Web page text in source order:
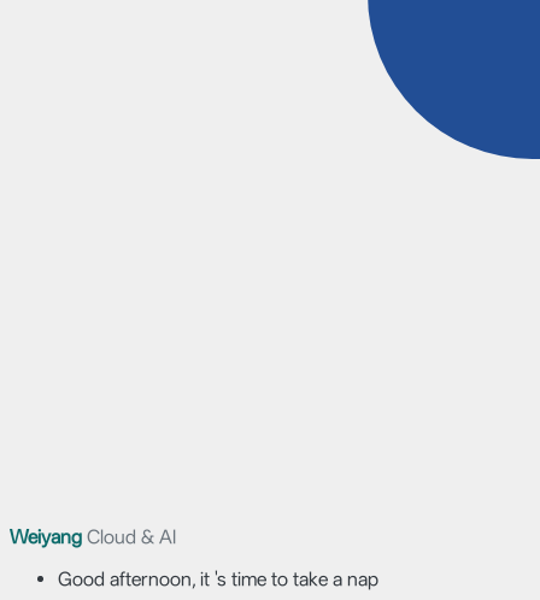
Weiyang Cloud & AI
Good afternoon, it 's time to take a nap